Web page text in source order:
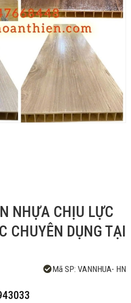
NHỰA CHỊU LỰC
CHUYÊN DỤNG TẠI
Mã SP: VANNHUA- HN